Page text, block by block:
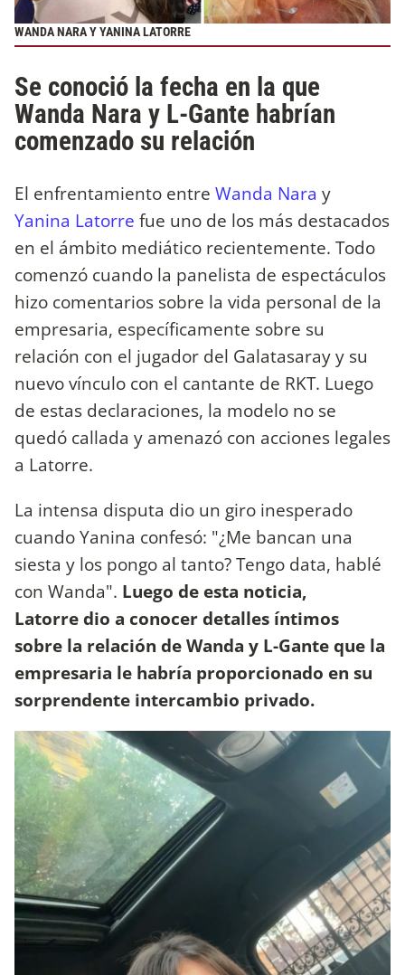
WANDA NARA Y YANINA LATORRE
Se conoció la fecha en la que
Wanda Nara y L-Gante habrían
comenzado su relación
El enfrentamiento entre Wanda Nara y
Yanina Latorre fue uno de los más destacados
en el ámbito mediático recientemente. Todo
comenzó cuando la panelista de espectáculos
hizo comentarios sobre la vida personal de la
empresaria, específicamente sobre su
relación con el jugador del Galatasaray y su
nuevo vínculo con el cantante de RKT. Luego
de estas declaraciones, la modelo no se
quedó callada y amenazó con acciones legales
a Latorre.
La intensa disputa dio un giro inesperado
cuando Yanina confesó: "¿Me bancan una
siesta y los pongo al tanto? Tengo data, hablé
con Wanda". Luego de esta noticia,
Latorre dio a conocer detalles íntimos
sobre la relación de Wanda y L-Gante que la
empresaria le habría proporcionado en su
sorprendente intercambio privado.